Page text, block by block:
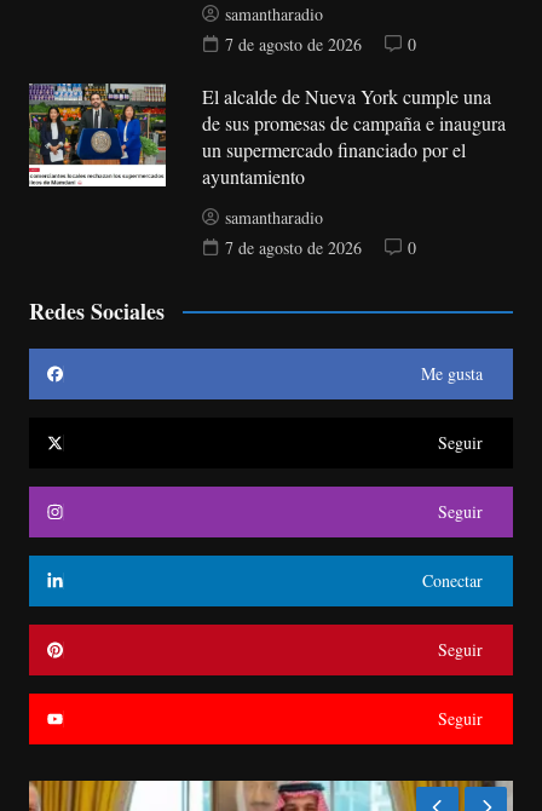
samantharadio
7 de agosto de 2026
0
El alcalde de Nueva York cumple una
de sus promesas de campaña e inaugura
un supermercado financiado por el
ayuntamiento
samantharadio
7 de agosto de 2026
0
Redes Sociales
Me gusta
Seguir
Seguir
Conectar
Seguir
Seguir